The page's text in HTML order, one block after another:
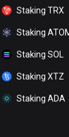
Staking TRX
Staking
Staking SOL
Staking XTZ
Staking ADA